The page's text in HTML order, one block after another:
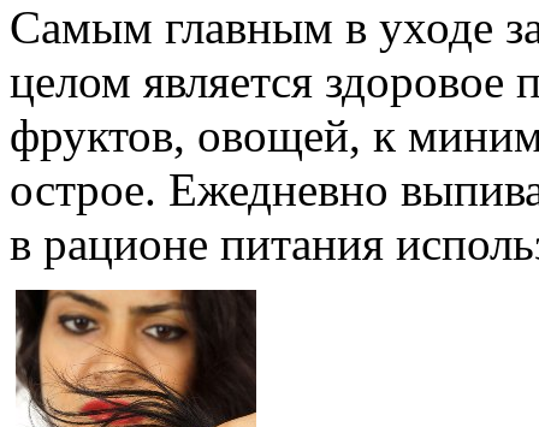
Самым главным в уходе
целом является здоровое
фруктов, овощей, к
острое. Ежедневно
в рационе питания